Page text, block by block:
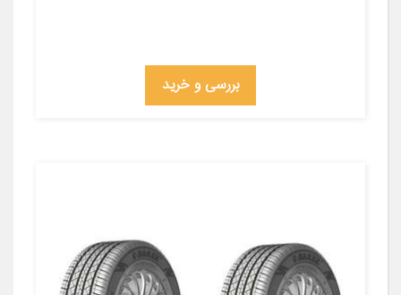
بررسی و خرید